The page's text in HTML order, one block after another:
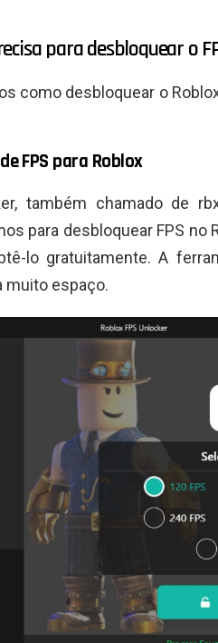
para desbloquear o
como desbloquear o
FPS para Roblox
também chamado de
para desbloquear FPS no
lo gratuitamente. A
muito espaço.